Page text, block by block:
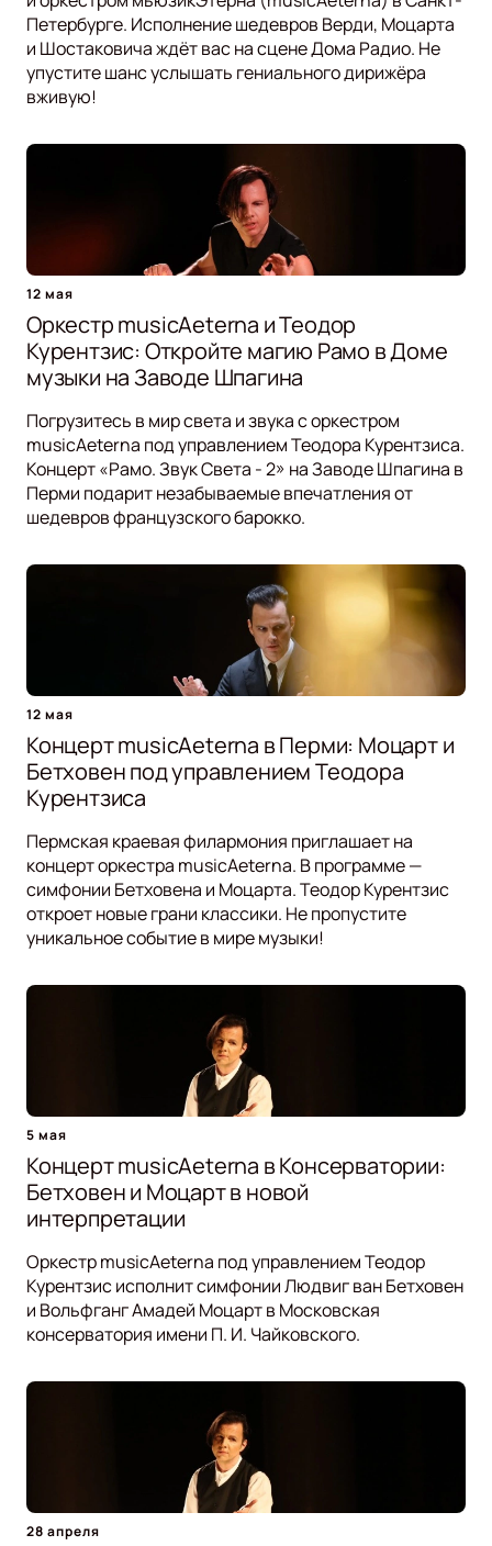
Петербурге. Исполнение шедевров Верди, Моцарта
и Шостаковича ждёт вас на сцене Дома Радио. Не
упустите шанс услышать гениального дирижёра
вживую!
12 мая
Оркестр musicAeterna и Теодор
Курентзис: Откройте магию Рамо в Доме
музыки на Заводе Шпагина
Погрузитесь в мир света и звука с оркестром
musicAeterna под управлением Теодора Курентзиса.
Концерт «Рамо. Звук Света - 2» на Заводе Шпагина в
Перми подарит незабываемые впечатления от
шедевров французского барокко.
12 мая
Концерт musicAeterna в Перми: Моцарт и
Бетховен под управлением Теодора
Курентзиса
Пермская краевая филармония приглашает на
концерт оркестра musicAeterna. В программе —
симфонии Бетховена и Моцарта. Теодор Курентзис
откроет новые грани классики. Не пропустите
уникальное событие в мире музыки!
5 мая
Концерт musicAeterna в Консерватории:
Бетховен и Моцарт в новой
интерпретации
Оркестр musicAeterna под управлением Теодор
Курентзис исполнит симфонии Людвиг ван Бетховен
и Вольфганг Амадей Моцарт в Московская
консерватория имени П. И. Чайковского.
28 апреля